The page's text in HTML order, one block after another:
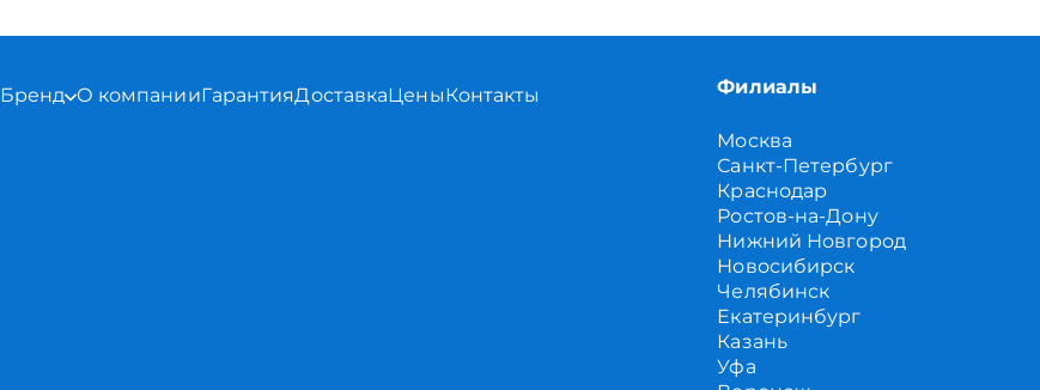
Бренд О компанииГарантияДоставкаЦеныКонтакты Филиалы
Москва
Санкт-Петербург
Краснодар
Ростов-на-Дону
Нижний Новгород
Новосибирск
Челябинск
Екатеринбург
Казань
Уфа